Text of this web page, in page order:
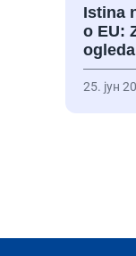
Istina
o EU:
25. јун